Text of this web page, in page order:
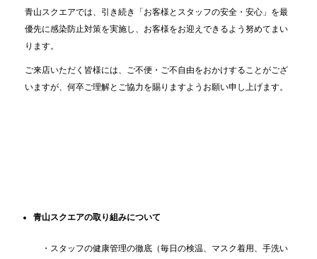
青山スクエアでは、引き続き「お客様とスタッフの安全・安心」を最
優先に感染防止対策を実施し、お客様をお迎えできるよう努めてまい
ります。
ご来店いただく皆様には、ご不便・ご不自由をおかけすることがござ
いますが、何卒ご理解とご協力を賜りますようお願い申し上げます。
青山スクエアの取り組みについて
・スタッフの健康管理の徹底（毎日の検温、マスク着用、手洗い